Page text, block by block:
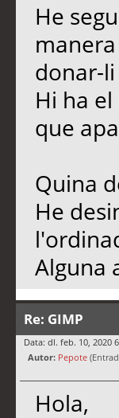
He
donar-li
Hi ha
que
Quina
He
Alguna
Re: GIMP
Data: dl. feb. 10, 2020
Autor: Pepote
Hola,